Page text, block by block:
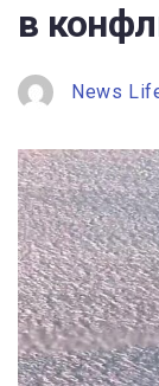
в
News